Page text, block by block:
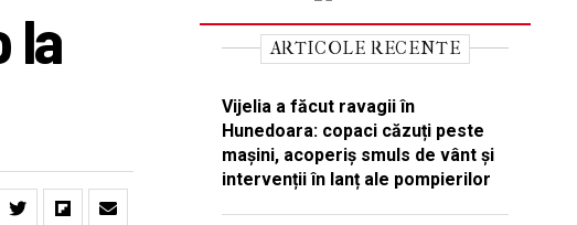
la
ARTICOLE RECENTE
Vijelia a făcut ravagii în
Hunedoara: copaci căzuți peste
mașini, acoperiș smuls de vânt și
intervenții în lanț ale pompierilor